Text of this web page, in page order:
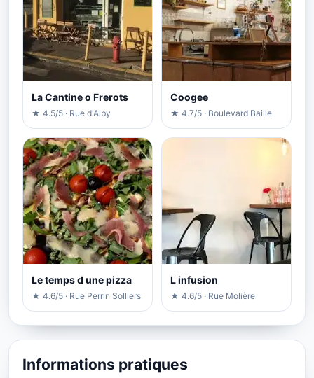
La Cantine o Frerots
★ 4.5/5 · Rue d'Alby
Coogee
★ 4.7/5 · Boulevard Baille
Le temps d une pizza
★ 4.6/5 · Rue Perrin Solliers
L infusion
★ 4.6/5 · Rue Molière
Informations pratiques